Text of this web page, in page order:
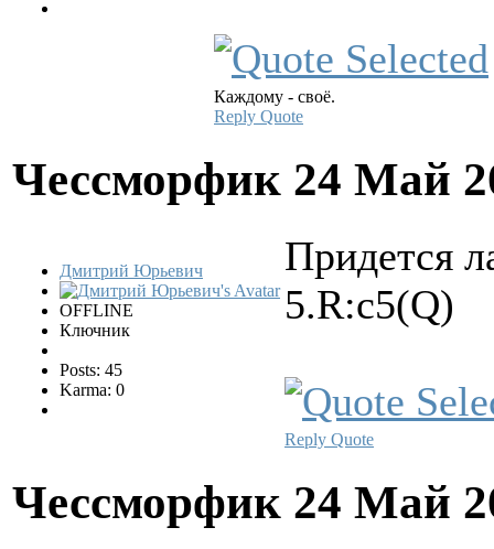
Каждому - своё.
Reply Quote
Чессморфик 24 Май
Дмитрий Юрьевич
OFFLINE
Ключник
Posts: 45
Karma: 0
Придется
5.R:c5(Q)
Reply Quote
Чессморфик 24 Май